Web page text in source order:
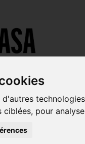
ciblées, pour